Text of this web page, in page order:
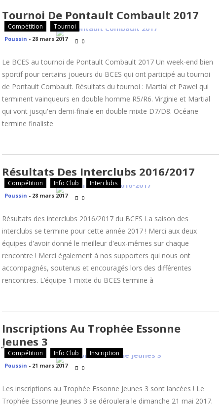
Tournoi De Pontault Combault 2017
Compétition Tournoi
Poussin - 28 mars 2017 0
Le BCES au tournoi de Pontault Combault 2017 Un week-end bien
sportif pour certains joueurs du BCES qui ont participé au tournoi
de Pontault Combault. Résultats du tournoi : Martial et Pawel qui
terminent vainqueurs en double homme R5/R6. Virginie et Martial
qui vont jusqu'en demi-finale en double mixte D7/D8. Océane
termine finaliste
Résultats Des Interclubs 2016/2017
Compétition Info Club Interclubs
Poussin - 28 mars 2017 0
Résultats des interclubs 2016/2017 du BCES La saison des
interclubs se termine pour cette année 2017 ! Merci aux deux
équipes d'avoir donné le meilleur d'eux-mêmes sur chaque
rencontre ! Merci également à nos supporters qui nous ont
accompagnés, soutenus et encouragés lors des différentes
rencontres. L’équipe 1 mixte du BCES termine à
Inscriptions Au Trophée Essonne
Jeunes 3
Compétition Info Club Inscription
Poussin - 21 mars 2017 0
Les inscriptions au Trophée Essonne Jeunes 3 sont lancées ! Le
Trophée Essonne Jeunes 3 se déroulera le dimanche 21 mai 2017.